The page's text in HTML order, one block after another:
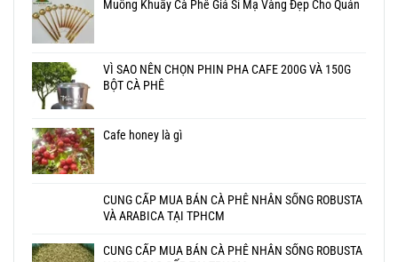
Muỗng Khuấy Cà Phê Giá Sỉ Mạ Vàng Đẹp Cho Quán
VÌ SAO NÊN CHỌN PHIN PHA CAFE 200G VÀ 150G
BỘT CÀ PHÊ
Cafe honey là gì
CUNG CẤP MUA BÁN CÀ PHÊ NHÂN SỐNG ROBUSTA
VÀ ARABICA TẠI TPHCM
CUNG CẤP MUA BÁN CÀ PHÊ NHÂN SỐNG ROBUSTA